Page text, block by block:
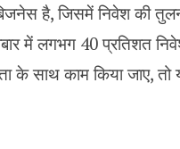
है, जिसमें निवेश की
में लगभग 40 प्रतिशत
के साथ काम किया जाए,